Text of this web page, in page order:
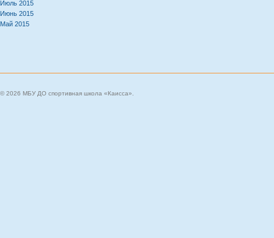
Июль 2015
Июнь 2015
Май 2015
© 2026 МБУ ДО спортивная школа «Каисса».